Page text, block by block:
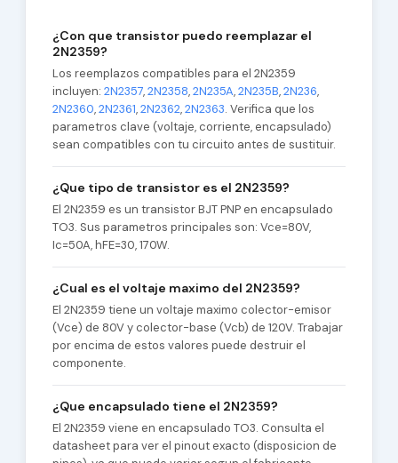
¿Con que transistor puedo reemplazar el
2N2359?
Los reemplazos compatibles para el 2N2359
incluyen: 2N2357,2N2358,2N235A,2N235B,2N236,
2N2360,2N2361,2N2362,2N2363. Verifica que los
parametros clave (voltaje, corriente, encapsulado)
sean compatibles con tu circuito antes de sustituir.
¿Que tipo de transistor es el 2N2359?
El 2N2359 es un transistor BJT PNP en encapsulado
TO3. Sus parametros principales son: Vce=80V,
Ic=50A, hFE=30, 170W.
¿Cual es el voltaje maximo del 2N2359?
El 2N2359 tiene un voltaje maximo colector-emisor
(Vce) de 80V y colector-base (Vcb) de 120V. Trabajar
por encima de estos valores puede destruir el
componente.
¿Que encapsulado tiene el 2N2359?
El 2N2359 viene en encapsulado TO3. Consulta el
datasheet para ver el pinout exacto (disposicion de